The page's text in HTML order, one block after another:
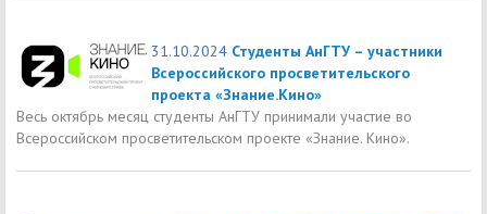
31.10.2024 Студенты АнГТУ – участники
Всероссийского просветительского
проекта «Знание.Кино»
Весь октябрь месяц студенты АнГТУ принимали участие во
Всероссийском просветительском проекте «Знание. Кино».